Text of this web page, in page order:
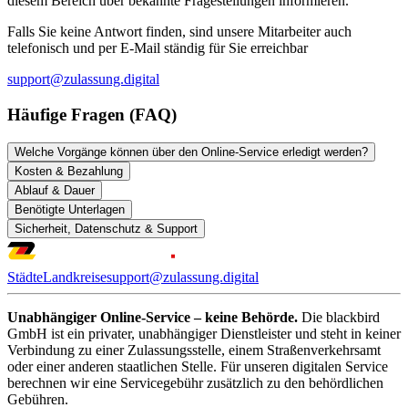
Falls Sie keine Antwort finden, sind unsere Mitarbeiter auch
telefonisch und per E-Mail ständig für Sie erreichbar
support@zulassung.digital
Häufige Fragen (FAQ)
Welche Vorgänge können über den Online-Service erledigt werden?
Kosten & Bezahlung
Ablauf & Dauer
Benötigte Unterlagen
Sicherheit, Datenschutz & Support
StädteLandkreisesupport@zulassung.digital
Unabhängiger Online-Service – keine Behörde. Die blackbird
GmbH ist ein privater, unabhängiger Dienstleister und steht in keiner
Verbindung zu einer Zulassungsstelle, einem Straßenverkehrsamt
oder einer anderen staatlichen Stelle. Für unseren digitalen Service
berechnen wir eine Servicegebühr zusätzlich zu den behördlichen
Gebühren.